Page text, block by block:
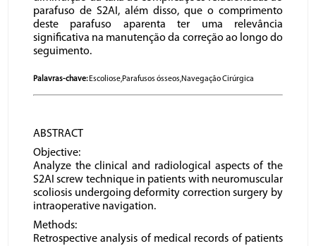
parafuso de S2AI, além disso, que o comprimento
deste parafuso aparenta ter uma relevância
significativa na manutenção da correção ao longo do
seguimento.
Palavras-chave:Escoliose,Parafusos ósseos,Navegação Cirúrgica
ABSTRACT
Objective:
Analyze the clinical and radiological aspects of the
S2AI screw technique in patients with neuromuscular
scoliosis undergoing deformity correction surgery by
intraoperative navigation.
Methods:
Retrospective analysis of medical records of patients